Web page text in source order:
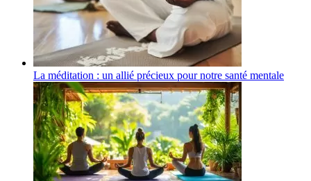
La méditation : un allié précieux pour notre santé mentale